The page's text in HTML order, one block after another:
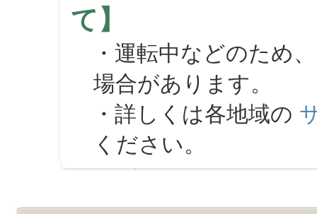
て】
・運転中などのため
場合があります。
・詳しくは各地域の
ください。